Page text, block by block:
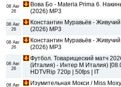
08 Авг
26
Вова Бо - Materia Prima 6.
(2026) MP3
08 Авг
26
Константин Муравьёв -
(2026) MP3
08 Авг
26
Константин Муравьёв -
(2026) MP3
08 Авг
26
Футбол. Товарищеский матч
(Италия) - Интер М Италия)
HDTVRip 720p | 50fps | IT
08 Авг
Изумительная Мокси / Miss